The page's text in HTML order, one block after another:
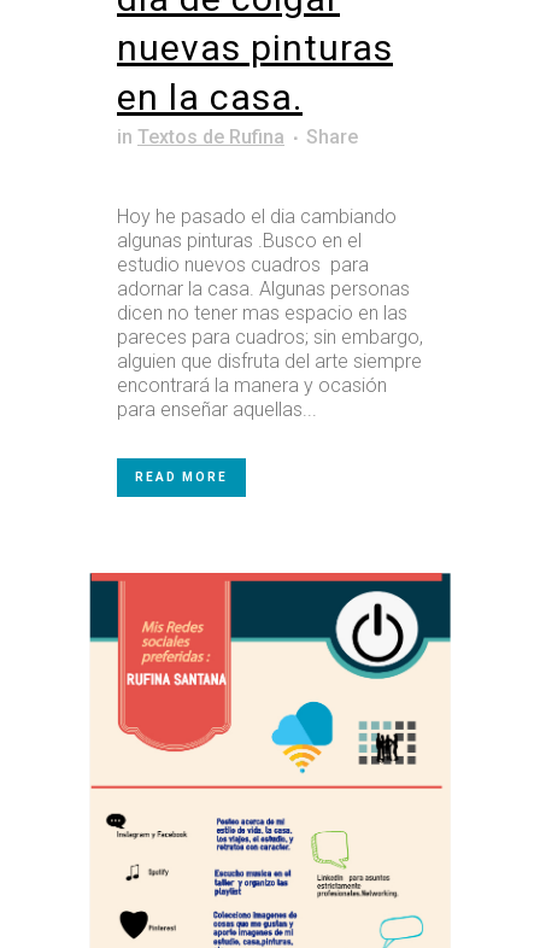
nuevas pinturas
en la casa.
in Textos de Rufina Share
Hoy he pasado el dia cambiando
algunas pinturas .Busco en el
estudio nuevos cuadros para
adornar la casa. Algunas personas
dicen no tener mas espacio en las
pareces para cuadros; sin embargo,
alguien que disfruta del arte siempre
encontrará la manera y ocasión
para enseñar aquellas...
READ MORE